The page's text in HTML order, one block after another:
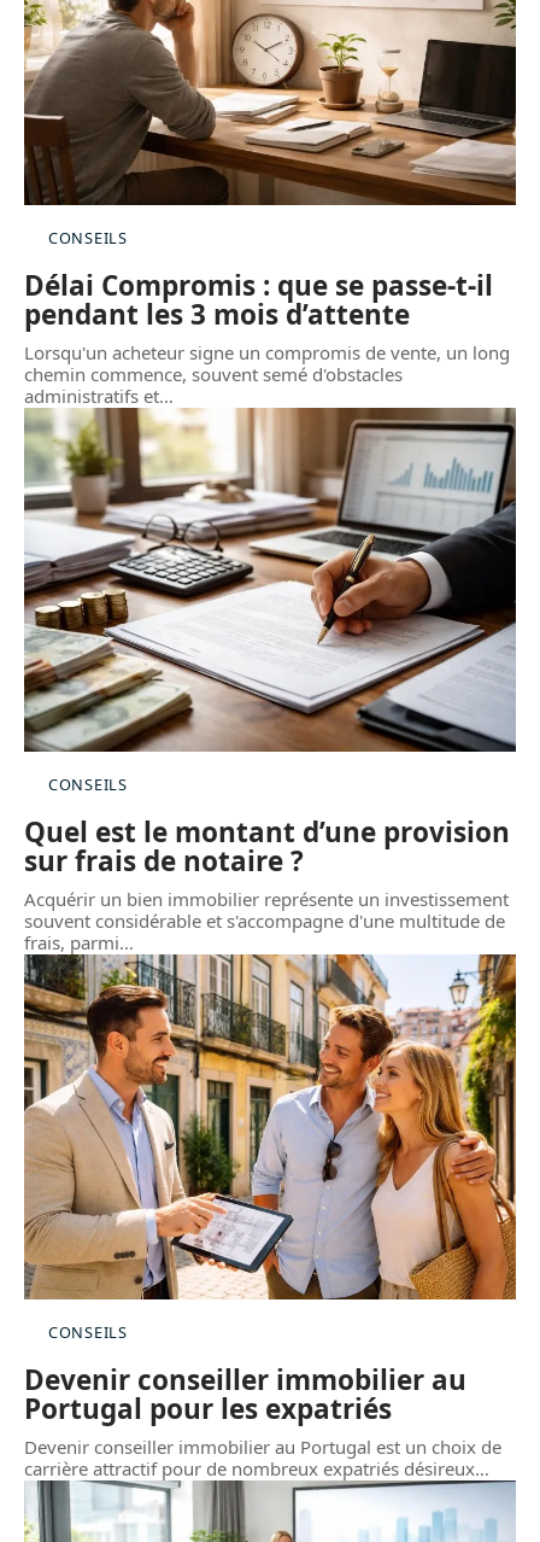
CONSEILS
Délai Compromis : que se passe-t-il
pendant les 3 mois d’attente
Lorsqu'un acheteur signe un compromis de vente, un long
chemin commence, souvent semé d'obstacles
administratifs et…
CONSEILS
Quel est le montant d’une provision
sur frais de notaire ?
Acquérir un bien immobilier représente un investissement
souvent considérable et s'accompagne d'une multitude de
frais, parmi…
CONSEILS
Devenir conseiller immobilier au
Portugal pour les expatriés
Devenir conseiller immobilier au Portugal est un choix de
carrière attractif pour de nombreux expatriés désireux…